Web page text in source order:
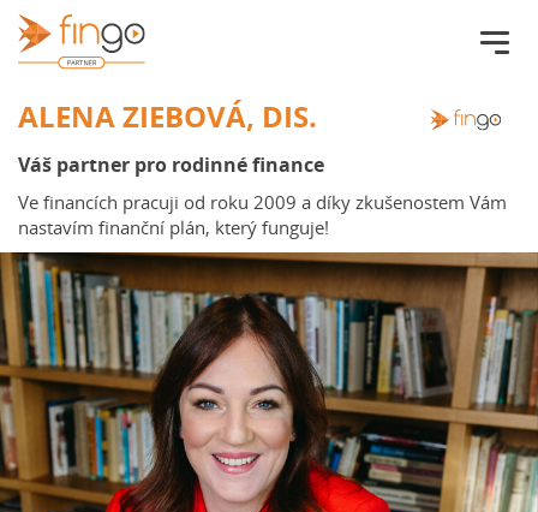
ALENA ZIEBOVÁ, DIS.
Váš partner pro rodinné finance
Ve financích pracuji od roku 2009 a díky zkušenostem Vám
nastavím finanční plán, který funguje!